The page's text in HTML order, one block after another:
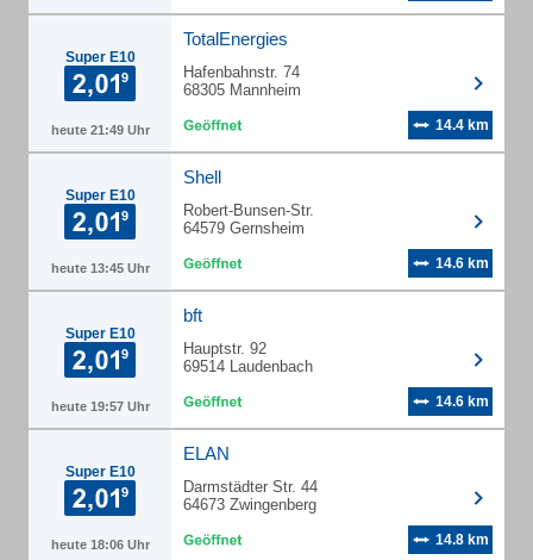
Super E10
heute 21:49 Uhr
TotalEnergies
Hafenbahnstr. 74
68305 Mannheim
14.4 km
Super E10
heute 13:45 Uhr
Shell
Robert-Bunsen-Str.
64579 Gernsheim
14.6 km
Super E10
heute 19:57 Uhr
bft
Hauptstr. 92
69514 Laudenbach
14.6 km
Super E10
heute 18:06 Uhr
ELAN
Darmstädter Str. 44
64673 Zwingenberg
14.8 km